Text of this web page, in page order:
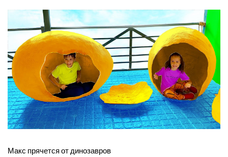
Макс прячется от динозавров